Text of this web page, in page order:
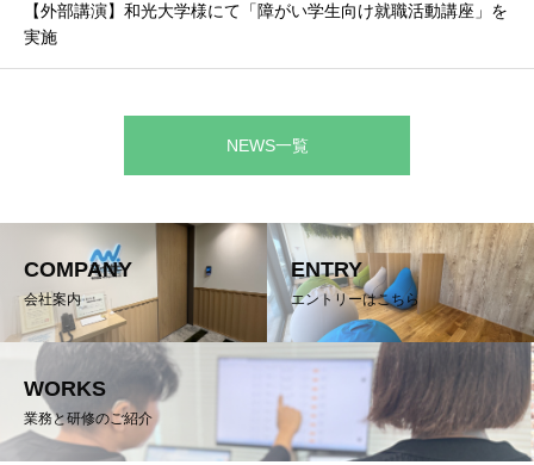
【外部講演】和光大学様にて「障がい学生向け就職活動講座」を
実施
NEWS一覧
COMPANY
会社案内
ENTRY
エントリーはこちら
WORKS
業務と研修のご紹介